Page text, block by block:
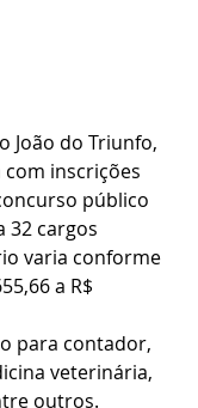
João do Triunfo,
com inscrições
público
32 cargos
varia conforme
a R$
para contador,
veterinária,
outros.